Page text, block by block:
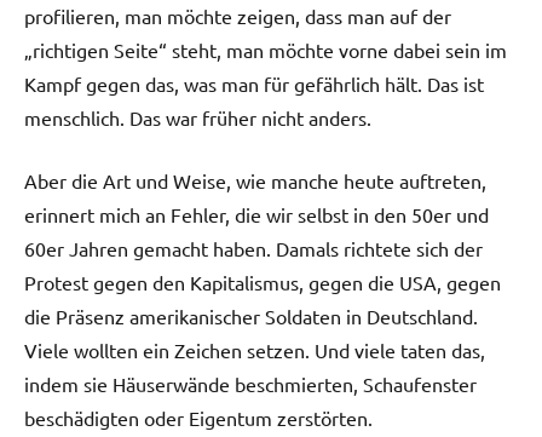
profilieren, man möchte zeigen, dass man auf der
„richtigen Seite“ steht, man möchte vorne dabei sein im
Kampf gegen das, was man für gefährlich hält. Das ist
menschlich. Das war früher nicht anders.
Aber die Art und Weise, wie manche heute auftreten,
erinnert mich an Fehler, die wir selbst in den 50er und
60er Jahren gemacht haben. Damals richtete sich der
Protest gegen den Kapitalismus, gegen die USA, gegen
die Präsenz amerikanischer Soldaten in Deutschland.
Viele wollten ein Zeichen setzen. Und viele taten das,
indem sie Häuserwände beschmierten, Schaufenster
beschädigten oder Eigentum zerstörten.